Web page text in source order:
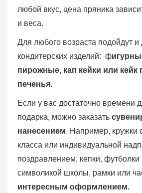
любой вкус, цена пряника
и веса.
Для любого возраста подойдут и
кондитерских изделий: ф
пирожные, кап кейки или
печенья.
Если у вас достаточно времени
подарка, можно заказать
нанесением. Например, кружки
класса или индивидуальной
поздравлением, кепки,
символикой школы, рамки или
интересным оформлением.